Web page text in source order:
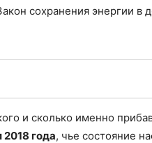
сохранения энергии в
и сколько именно
года, чье состояние